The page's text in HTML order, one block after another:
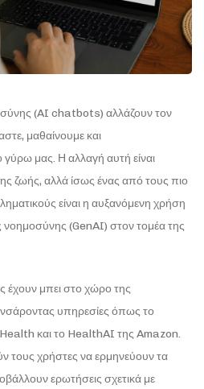
(AI chatbots) αλλάζουν τον
μαθαίνουμε και
μας. Η αλλαγή αυτή είναι
ζωής, αλλά ίσως ένας από τους πιο
είναι η αυξανόμενη χρήση
νοημοσύνης (GenAI) στον τομέα της
έχουν μπει στο χώρο της
υπηρεσίες όπως το
και το HealthAI της Amazon.
τους χρήστες να ερμηνεύουν τα
ερωτήσεις σχετικά με